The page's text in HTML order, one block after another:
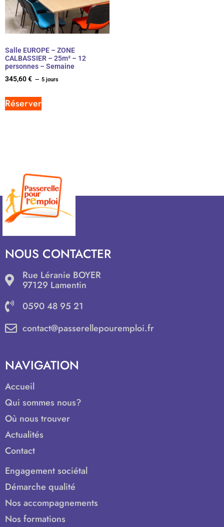
Salle EUROPE – ZONE
CALBASSIER – 25m² – 12
personnes – Semaine
345,60€ 5 jours
Réserver
NOUS CONTACTER
Rue Léranie BOYER
97129 Lamentin
0590 48 95 21
contact@passerellepouremploi.fr
NAVIGATION
Accueil
Qui sommes nous?
Où nous trouver
Actualités
Contact
Engagement sociétal
Démarche qualité
Nos accompagnements
Nos formations